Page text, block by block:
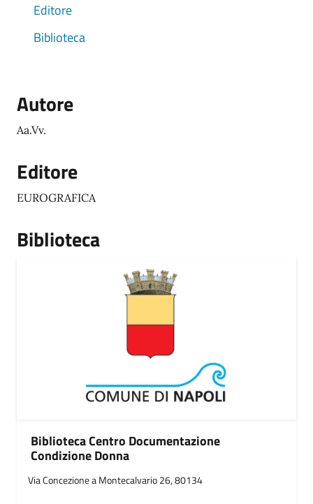
Editore
Biblioteca
Autore
Aa.Vv.
Editore
EUROGRAFICA
Biblioteca
Biblioteca Centro Documentazione
Condizione Donna
Via Concezione a Montecalvario 26, 80134